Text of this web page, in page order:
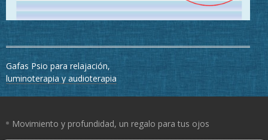
Navegación
de
entradas
Gafas Psio para relajación,
luminoterapia y audioterapia
Movimiento y profundidad, un regalo para tus ojos